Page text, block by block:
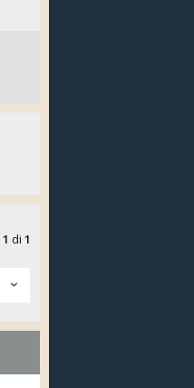
1 di 1